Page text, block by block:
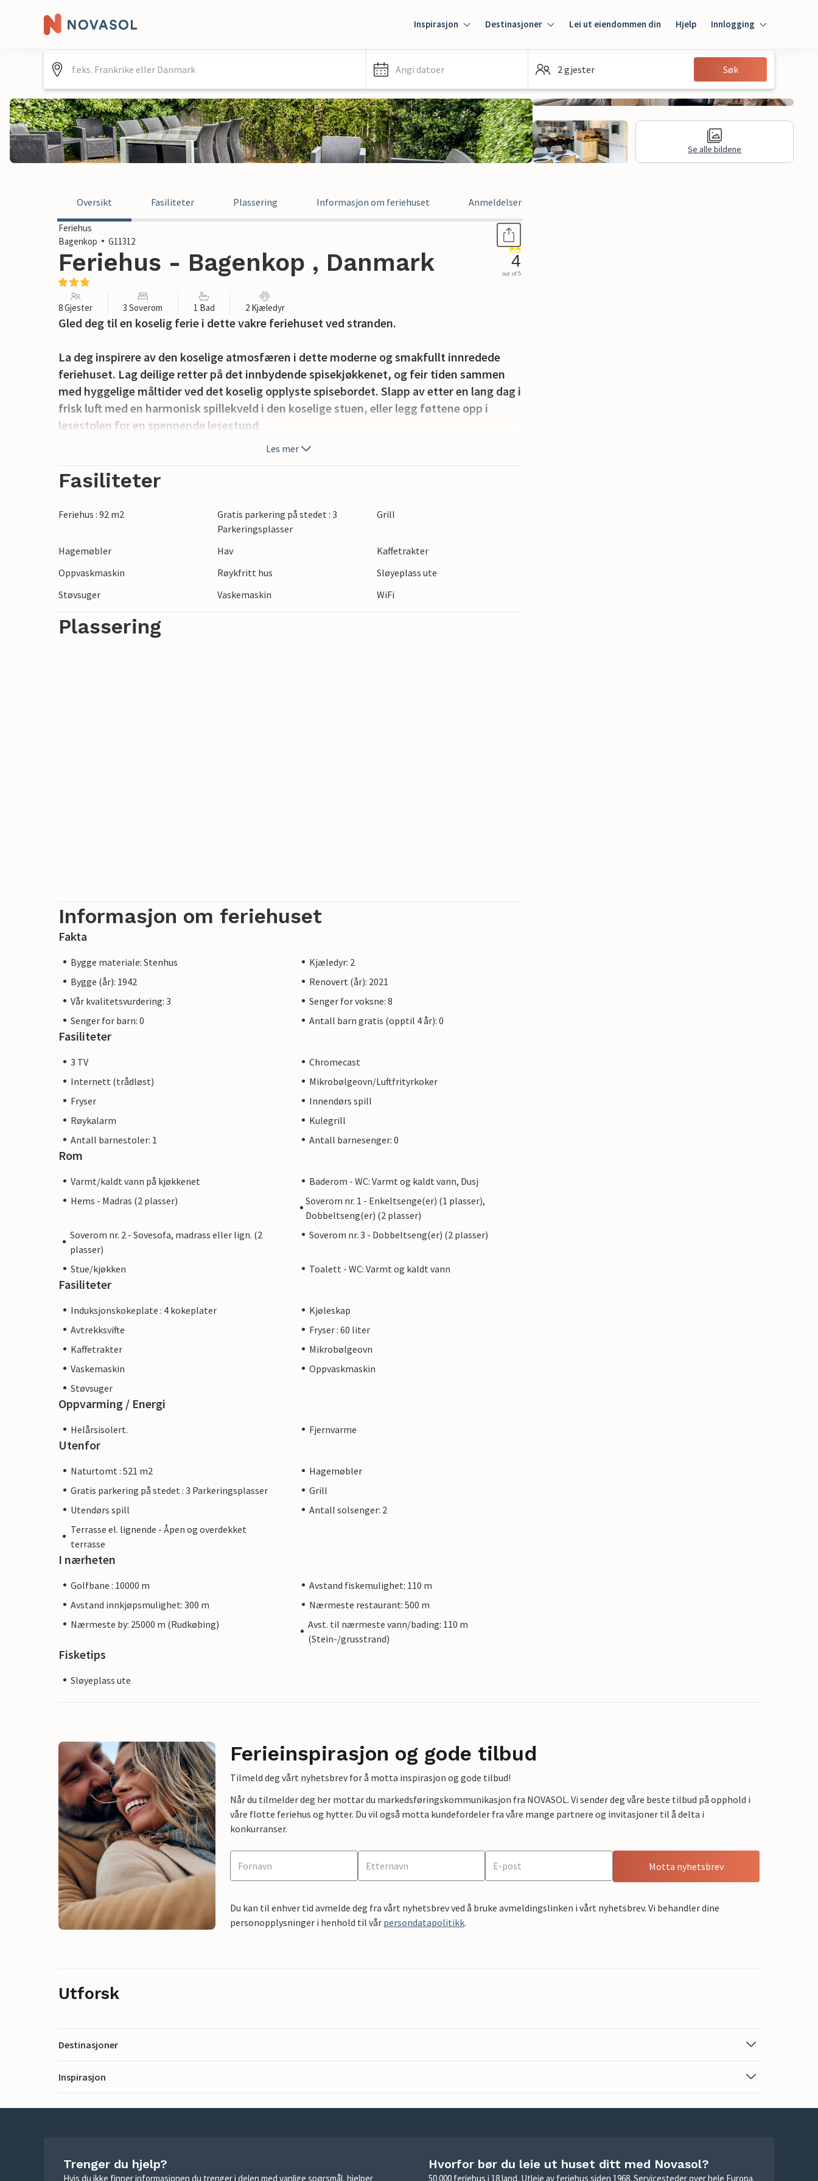
Inspirasjon Destinasjoner Lei ut eiendommen din Hjelp Innlogging
Innlogging
Gjest
Angi datoer 2 gjester Søk
Se alle bildene
Oversikt Fasiliteter Plassering Informasjon om feriehuset Anmeldelser
Feriehus
Bagenkop
G11312
Feriehus - Bagenkop , Danmark 4
out of 5
8 Gjester 3 Soverom 1 Bad 2 Kjæledyr
Gled deg til en koselig ferie i dette vakre feriehuset ved stranden.
La deg inspirere av den koselige atmosfæren i dette moderne og smakfullt innredede
feriehuset. Lag deilige retter på det innbydende spisekjøkkenet, og feir tiden sammen
med hyggelige måltider ved det koselig opplyste spisebordet. Slapp av etter en lang dag i
frisk luft med en harmonisk spillekveld i den koselige stuen, eller legg føttene opp i
lesestolen for en spennende lesestund.
favorittstedet ditt, la barna kose seg med lekefasilitetene og arranger stemningsfulle
Sykle langs kysten gjennom de bølgende åsene og oppdag de idylliske strendene på
Langeland. Padle kajakk i Bagenkopbukta, gå turer i naturreservatene Dovns Klint eller
Tryggelev Nor, rusle gjennom den sjarmerende havnen i Rudkøbing og besøk Tranekær
slott.
Les mer
Fasiliteter
Feriehus : 92 m2
Gratis parkering på stedet : 3
Parkeringsplasser
Grill
Hagemøbler Hav
Kaffetrakter
Oppvaskmaskin
Røykfritt hus
Sløyeplass ute
Støvsuger
Vaskemaskin WiFi
Plassering
Informasjon om feriehuset
Fakta
Bygge materiale: Stenhus
Kjæledyr: 2
Bygge (år): 1942
Renovert (år): 2021
Vår kvalitetsvurdering: 3
Senger for voksne: 8
Senger for barn: 0
Antall barn gratis (opptil 4 år): 0
Fasiliteter
3 TV
Chromecast
Internett (trådløst)
Mikrobølgeovn/Luftfrityrkoker
Fryser
Innendørs spill
Røykalarm
Kulegrill
Antall barnestoler: 1
Antall barnesenger: 0
Rom
Varmt/kaldt vann på kjøkkenet
Baderom - WC: Varmt og kaldt vann, Dusj
Hems - Madras (2 plasser)
Soverom nr. 1 - Enkeltsenge(er) (1 plasser),
Dobbeltseng(er) (2 plasser)
Soverom nr. 2 - Sovesofa, madrass eller lign. (2
plasser)
Soverom nr. 3 - Dobbeltseng(er) (2 plasser)
Stue/kjøkken Toalett - WC: Varmt og kaldt vann
Fasiliteter
Induksjonskokeplate : 4 kokeplater
Kjøleskap
Avtrekksvifte
Fryser : 60 liter
Kaffetrakter
Mikrobølgeovn
Vaskemaskin
Oppvaskmaskin
Støvsuger
Oppvarming / Energi
Helårsisolert. Fjernvarme
Utenfor
Naturtomt : 521 m2
Hagemøbler
Gratis parkering på stedet : 3 Parkeringsplasser
Grill
Utendørs spill
Antall solsenger: 2
Terrasse el. lignende - Åpen og overdekket
terrasse
I nærheten
Golfbane : 10000 m
Avstand fiskemulighet: 110 m
Avstand innkjøpsmulighet: 300 m
Nærmeste restaurant: 500 m
Nærmeste by: 25000 m (Rudkøbing)
Avst. til nærmeste vann/bading: 110 m
(Stein-/grusstrand)
Fisketips
Sløyeplass ute
Ferieinspirasjon og gode tilbud
Tilmeld deg vårt nyhetsbrev for å motta inspirasjon og gode tilbud!
Når du tilmelder deg her mottar du markedsføringskommunikasjon fra NOVASOL. Vi sender deg våre beste tilbud på opphold i
våre flotte feriehus og hytter. Du vil også motta kundefordeler fra våre mange partnere og invitasjoner til å delta i
konkurranser.
Motta nyhetsbrev
Du kan til enhver tid avmelde deg fra vårt nyhetsbrev ved å bruke avmeldingslinken i vårt nyhetsbrev. Vi behandler dine
personopplysninger i henhold til vår persondatapolitikk.
Utforsk
Destinasjoner
Inspirasjon
Trenger du hjelp?
Hvis du ikke finner informasjonen du trenger i delen med vanlige spørsmål, hjelper
Hvorfor bør du leie ut huset ditt med Novasol?
50 000 feriehus i 18 land. Utleie av feriehus siden 1968. Servicesteder over hele Europa.